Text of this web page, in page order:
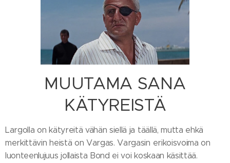
MUUTAMA SANA
KÄTYREISTÄ
Largolla on kätyreitä vähän siellä ja täällä, mutta ehkä
merkittävin heistä on Vargas. Vargasin erikoisvoima on
luonteenlujuus jollaista Bond ei voi koskaan käsittää.